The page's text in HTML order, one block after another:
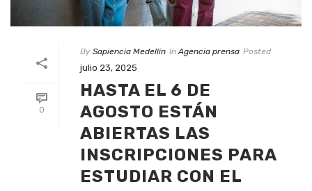
0
By Sapiencia Medellín In Agencia prensa Posted
julio 23, 2025
HASTA EL 6 DE
AGOSTO ESTÁN
ABIERTAS LAS
INSCRIPCIONES PARA
ESTUDIAR CON EL